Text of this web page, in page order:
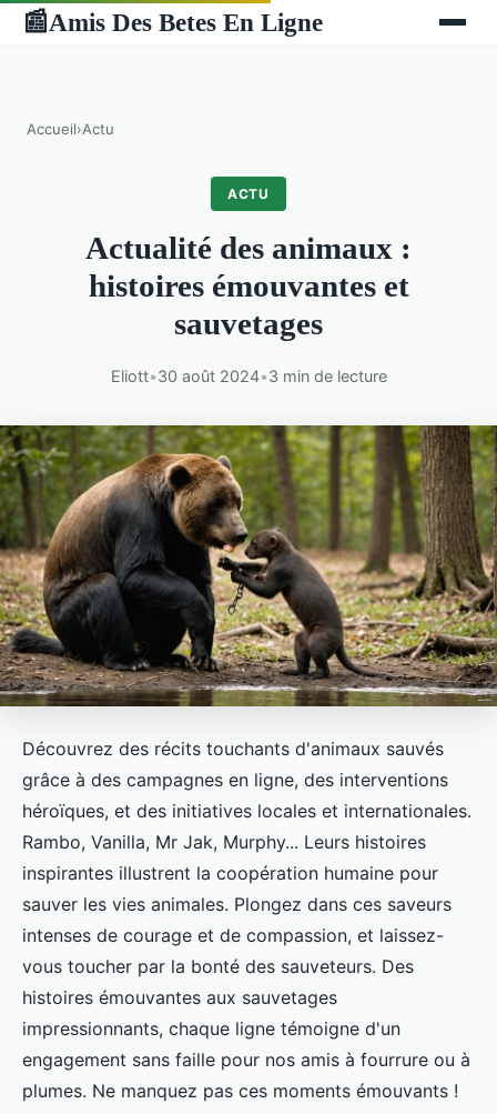
📰Amis Des Betes En Ligne
Accueil›Actu
ACTU
Actualité des animaux :
histoires émouvantes et
sauvetages
Eliott•30 août 2024•3 min de lecture
Découvrez des récits touchants d'animaux sauvés
grâce à des campagnes en ligne, des interventions
héroïques, et des initiatives locales et internationales.
Rambo, Vanilla, Mr Jak, Murphy... Leurs histoires
inspirantes illustrent la coopération humaine pour
sauver les vies animales. Plongez dans ces saveurs
intenses de courage et de compassion, et laissez-
vous toucher par la bonté des sauveteurs. Des
histoires émouvantes aux sauvetages
impressionnants, chaque ligne témoigne d'un
engagement sans faille pour nos amis à fourrure ou à
plumes. Ne manquez pas ces moments émouvants !